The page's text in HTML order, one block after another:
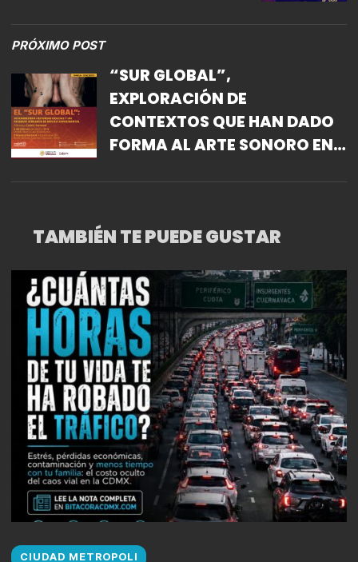
PRÓXIMO POST
“SUR GLOBAL”,
EXPLORACIÓN DE
CONTEXTOS QUE HAN DADO
FORMA AL ARTE SONORO EN
TAMBIÉN TE PUEDE GUSTAR
CIUDAD METROPOLI